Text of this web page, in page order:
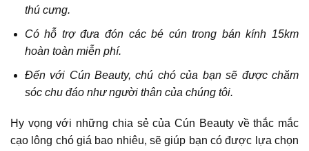
thú cưng.
Có hỗ trợ đưa đón các bé cún trong bán kính 15km
hoàn toàn miễn phí.
Đến với Cún Beauty, chú chó của bạn sẽ được chăm
sóc chu đáo như người thân của chúng tôi.
Hy vọng với những chia sẻ của Cún Beauty về thắc mắc
cạo lông chó giá bao nhiêu, sẽ giúp bạn có được lựa chọn